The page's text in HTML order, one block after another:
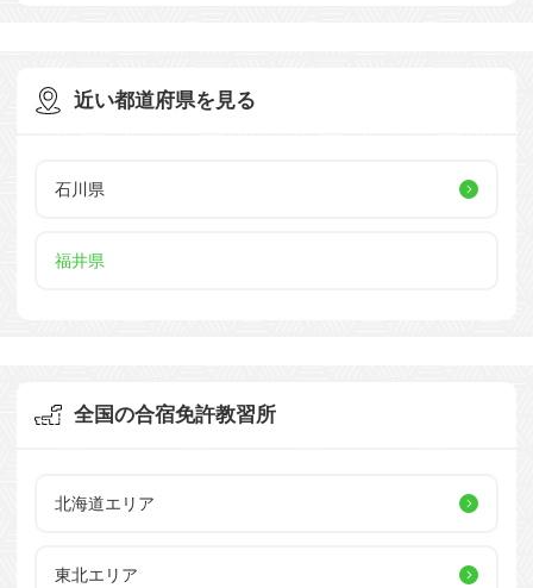
近い都道府県を見る
石川県
福井県
全国の合宿免許教習所
北海道エリア
東北エリア